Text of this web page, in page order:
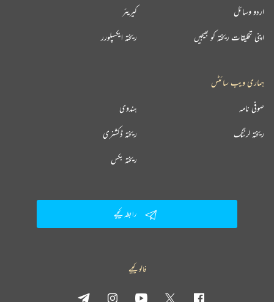
اردو وسائل
اپنی تخلیقات ریختہ کو بھیجیں
کیریئر
ریختہ ایکسپلورر
ہماری ویب سائٹس
ہندوی صوفی نامہ
ریختہ ڈکشنری ریختہ لرننگ
ریختہ بکس
رابطہ کیجیے
فالو کیجیے